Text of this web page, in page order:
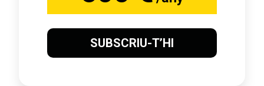
SUBSCRIU-T’HI